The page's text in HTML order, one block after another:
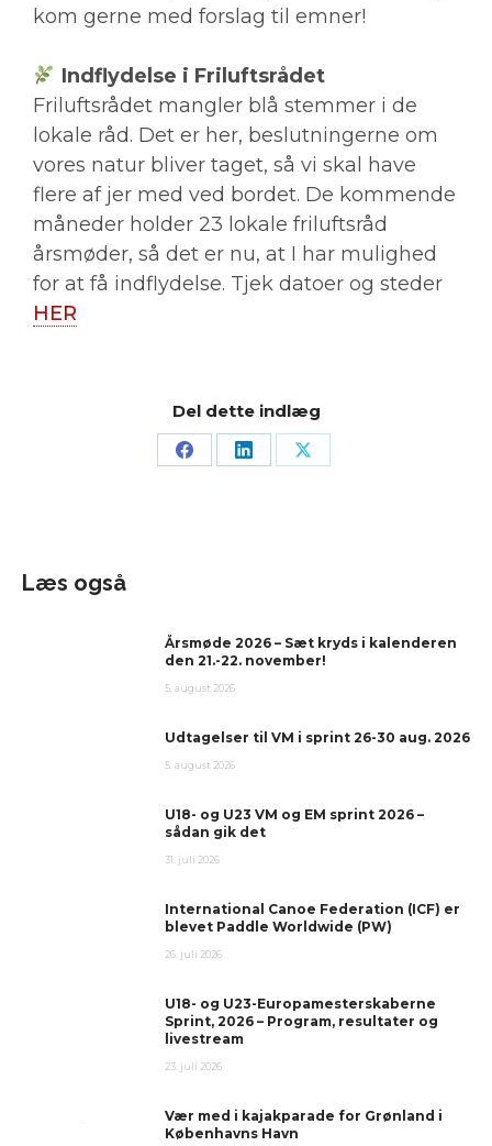
kom gerne med forslag til emner!
Indflydelse i Friluftsrådet
Friluftsrådet mangler blå stemmer i de
lokale råd. Det er her, beslutningerne om
vores natur bliver taget, så vi skal have
flere af jer med ved bordet. De kommende
måneder holder 23 lokale friluftsråd
årsmøder, så det er nu, at I har mulighed
for at få indflydelse. Tjek datoer og steder
HER
Del dette indlæg
Læs også
Årsmøde 2026 – Sæt kryds i kalenderen
den 21.-22. november!
5. august 2026
Udtagelser til VM i sprint 26-30 aug. 2026
5. august 2026
U18- og U23 VM og EM sprint 2026 –
sådan gik det
31. juli 2026
International Canoe Federation (ICF) er
blevet Paddle Worldwide (PW)
26. juli 2026
U18- og U23-Europamesterskaberne
Sprint, 2026 – Program, resultater og
livestream
23. juli 2026
Vær med i kajakparade for Grønland i
Københavns Havn